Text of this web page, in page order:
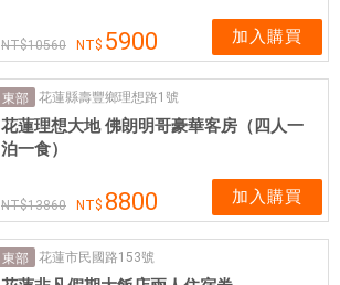
10560 5900 加入購買
東部 花蓮縣壽豐鄉理想路1號
花蓮理想大地 佛朗明哥豪華客房（四人一
泊一食）
13860 8800 加入購買
東部 花蓮市民國路153號